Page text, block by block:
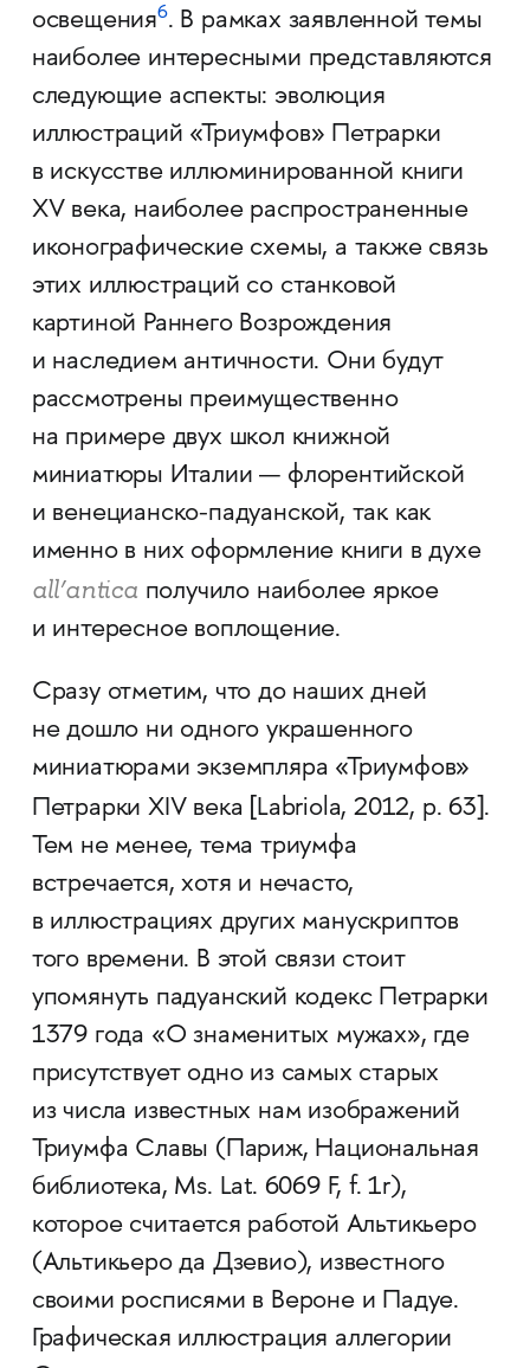
освещения6. В рамках заявленной темы
наиболее интересными представляются
следующие аспекты: эволюция
иллюстраций «Триумфов» Петрарки
в искусстве иллюминированной книги
XV века, наиболее распространенные
иконографические схемы, а также связь
этих иллюстраций со станковой
картиной Раннего Возрождения
и наследием античности. Они будут
рассмотрены преимущественно
на примере двух школ книжной
миниатюры Италии — флорентийской
и венецианско-­падуанской, так как
именно в них оформление книги в духе
all’antica получило наиболее яркое
и интересное воплощение.
Сразу отметим, что до наших дней
не дошло ни одного украшенного
миниатюрами экземпляра «Триумфов»
Петрарки XIV века [Labriola, 2012, p. 63].
Тем не менее, тема триумфа
встречается, хотя и нечасто,
в иллюстрациях других манускриптов
того времени. В этой связи стоит
упомянуть падуанский кодекс Петрарки
1379 года «О знаменитых мужах», где
присутствует одно из самых старых
из числа известных нам изображений
Триумфа Славы (Париж, Национальная
библиотека, Ms. Lat. 6069 F, f. 1r),
которое считается работой Альтикьеро
(Альтикьеро да Дзевио), известного
своими росписями в Вероне и Падуе.
Графическая иллюстрация аллегории